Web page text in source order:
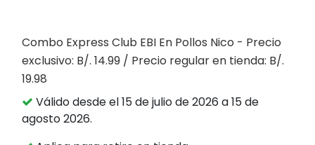
Combo Express Club EBI En Pollos Nico - Precio
exclusivo: B/. 14.99 / Precio regular en tienda: B/.
19.98
Válido desde el 15 de julio de 2026 a 15 de
agosto 2026.